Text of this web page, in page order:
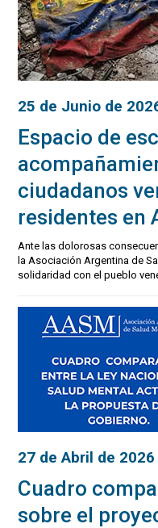
25 de Junio de
Espacio de
ciudadanos
residentes en
Ante las dolorosas
la Asociación Argentina de
solidaridad con el pueblo
27 de Abril de 2026
Cuadro
sobre el